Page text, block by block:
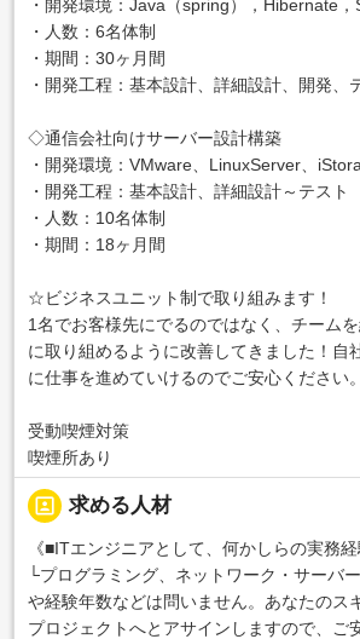
・開発環境：Java（spring），Hibernate，
・人数：6名体制
・期間：30ヶ月間
・開発工程：基本設計、詳細設計、開発、
◇通信会社向けサーバー設計構築
・開発環境：VMware、LinuxServer、
・開発工程：基本設計、詳細設計～テスト
・人数：10名体制
・期間：18ヶ月間
☆ビジネスユニット制で取り組みます！
1名でお客様先にでるのではなく、チーム
に取り組めるように改善してきました！自
に仕事を進めていけるのでご安心ください。
受動喫煙対策
喫煙所あり
portrait 求める人材
《■ITエンジニアとして、何かしらの実務
└プログラミング、ネットワーク・サーバ
や経験年数などは問いません。あなたのス
プロジェクトへとアサインしますので、ご